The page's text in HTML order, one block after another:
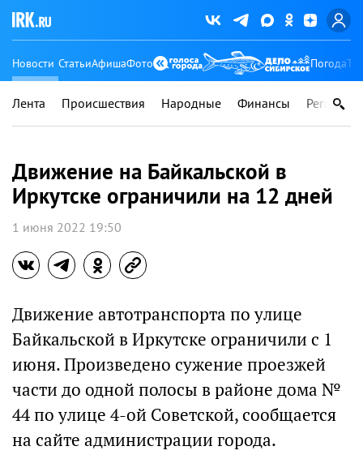
Новости СтатьиАфишаФото Погода
Лента Происшествия Народные Финансы Регионы
Движение на Байкальской в
Иркутске ограничили на 12 дней
1 июня 2022 19:50
Движение автотранспорта по улице
Байкальской в Иркутске ограничили с 1
июня. Произведено сужение проезжей
части до одной полосы в районе дома №
44 по улице 4-ой Советской, сообщается
на сайте администрации города.